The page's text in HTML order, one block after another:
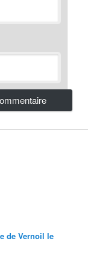
de Vernoil le